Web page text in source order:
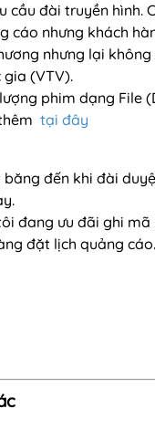
cầu đài truyền hình.
cáo nhưng khách
nhưng lại
gia (VTV).
phim dạng File
tại đây
đến khi đài
đang ưu đãi ghi
đặt lịch quảng cáo.